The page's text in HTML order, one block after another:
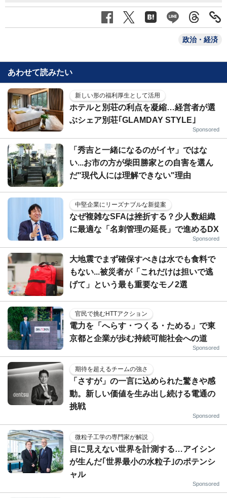
政治・経済
あわせて読みたい
新しい形の福利厚生として活用
ホテルと別荘の利点を凝縮…経営者が選
ぶシェア別荘｢GLAMDAY STYLE｣
Sponsored
「秀吉と一緒になるのがイヤ」ではな
い...お市の方が柴田勝家との自害を選ん
だ"現代人には理解できない"理由
中堅企業にリーズナブルな新提案
なぜ複雑なSFAは挫折する？少人数組織
に最適な「名刺管理の延長」で進めるDX
Sponsored
大地震でまず確保すべきは水でも食料で
もない...被災者が「これだけは担いで逃
げて」という最も重要なモノ2選
官民で挑むHTTアクション
電力を「へらす・つくる・ためる」で東
京都と企業が歩む持続可能社会への道
Sponsored
期待を超えるチームの強さ
「さすが」の一言に込められた驚きや感
動。新しい価値を生み出し続ける電通の
挑戦
Sponsored
微粒子工学の専門家が解説
目に見えない世界を計測する…アイシン
が生んだ｢世界最小の水粒子｣のポテンシ
ャル
Sponsored